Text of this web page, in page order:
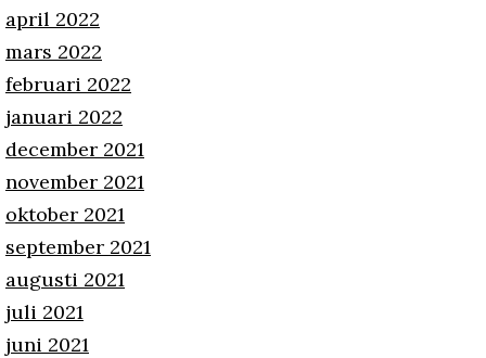
april 2022
mars 2022
februari 2022
januari 2022
december 2021
november 2021
oktober 2021
september 2021
augusti 2021
juli 2021
juni 2021